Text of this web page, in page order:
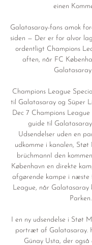
einen
Galatasaray-fans amok
siden — Der er for alvor
ordentligt Champions
aften, når FC
Galatasaray
Champions League
til Galatasaray og Süper
Dec 7 Champions
guide til
Udsendelser uden en
udkomme i kanalen,
brüchmannI den
København en direkte
afgørende kampe i næste
League, når Galatasaray
Parken.
I en ny udsendelse i Støt
portræt af Galatasaray.
Günay Usta, der